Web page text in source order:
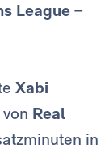
League –
Xabi
Real
in